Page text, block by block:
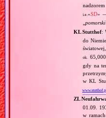
i.e.«SD» —
„
KL Stutthof:
do
ok.
gdy na
w KL
ZL
01.09.
w